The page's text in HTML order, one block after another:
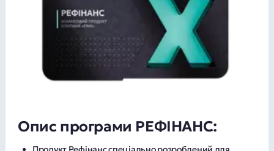
Опис програми РЕФІНАНС: